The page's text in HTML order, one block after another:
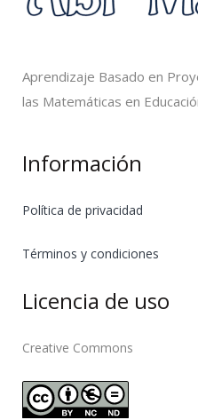
Aprendizaje Basado en
las Matemáticas en
Información
Política de privacidad
Términos y condiciones
Licencia de uso
Creative Commons